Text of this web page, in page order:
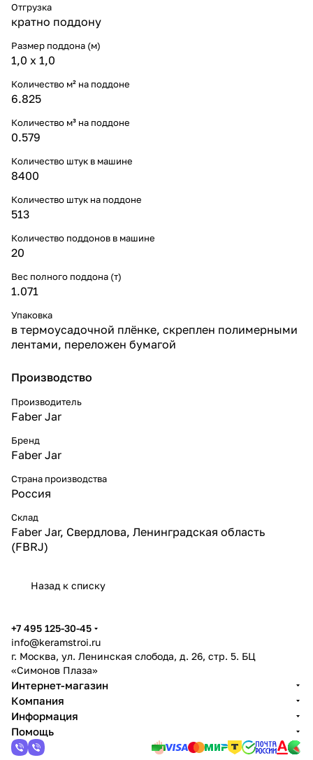
Отгрузка
кратно поддону
Размер поддона (м)
1,0 х 1,0
Количество м² на поддоне
6.825
Количество м³ на поддоне
0.579
Количество штук в машине
8400
Количество штук на поддоне
513
Количество поддонов в машине
20
Вес полного поддона (т)
1.071
Упаковка
в термоусадочной плёнке, скреплен полимерными
лентами, переложен бумагой
Производство
Производитель
Faber Jar
Бренд
Faber Jar
Страна производства
Россия
Склад
Faber Jar, Свердлова, Ленинградская область
(FBRJ)
Назад к списку
+7 495 125-30-45
info@keramstroi.ru
г. Москва, ул. Ленинская слобода, д. 26, стр. 5. БЦ
«Симонов Плаза»
Интернет-магазин
Компания
Информация
Помощь